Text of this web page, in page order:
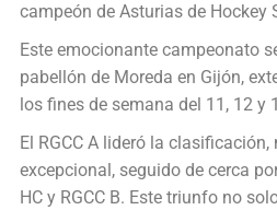
campeón de Asturias de Hockey
Este emocionante campeonato
pabellón de Moreda en Gijón,
los fines de semana del 11, 12 y
El RGCC A lideró la
excepcional, seguido de cerca
HC y RGCC B. Este triunfo no